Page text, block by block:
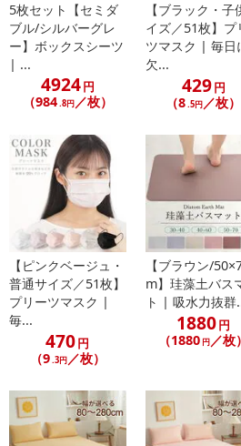
・原材料/材質/素材：素材：珪藻土
・商品カラー：ピンク
・商品重量：-
・注意事項：
■サイズ：
30×40cm
40×60cm
50×70cm
<取り扱い上のご注意>
●実際の商品の色は、ご使用のモニタ
と多少異なって見える場合がございま
●本製品は吸水性に優れていますが、
透している為、表面は乾いていても内
5枚セット【セミダ
ブル/シルバーグレ
ー】ボックスシーツ
| ...
4924円
（984.8円／枚）
【ブラック・子
イズ／51枚】プ
ツマスク | 毎日
欠...
429円
（8.5円／枚）
【ピンクベージュ・
普通サイズ／51枚】
プリーツマスク |
毎...
470円
（9.3円／枚）
【ブラウン/
m】珪藻土バス
ト | 吸水力抜群
1880円
（1880 円／枚）